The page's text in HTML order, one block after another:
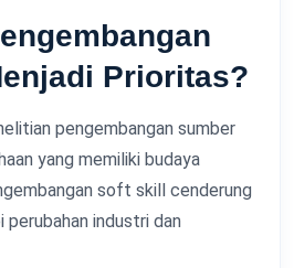
Prioritas?
pengembangan sumber
yang memiliki budaya
soft skill cenderung
perubahan industri dan